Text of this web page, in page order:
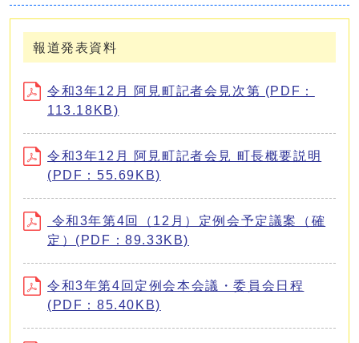
報道発表資料
令和3年12月 阿見町記者会見次第 (PDF：
113.18KB)
令和3年12月 阿見町記者会見 町長概要説明
(PDF：55.69KB)
令和3年第4回（12月）定例会予定議案（確
定）(PDF：89.33KB)
令和3年第4回定例会本会議・委員会日程
(PDF：85.40KB)